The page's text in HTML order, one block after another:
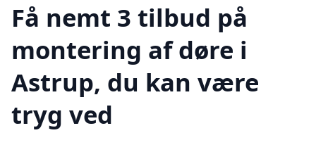
Få nemt 3 tilbud på
montering af døre i
Astrup, du kan være
tryg ved